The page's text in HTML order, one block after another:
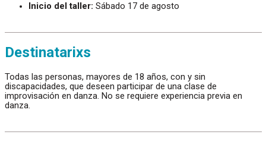
Inicio del taller: Sábado 17 de agosto
Destinatarixs
Todas las personas, mayores de 18 años, con y sin
discapacidades, que deseen participar de una clase de
improvisación en danza. No se requiere experiencia previa en
danza.